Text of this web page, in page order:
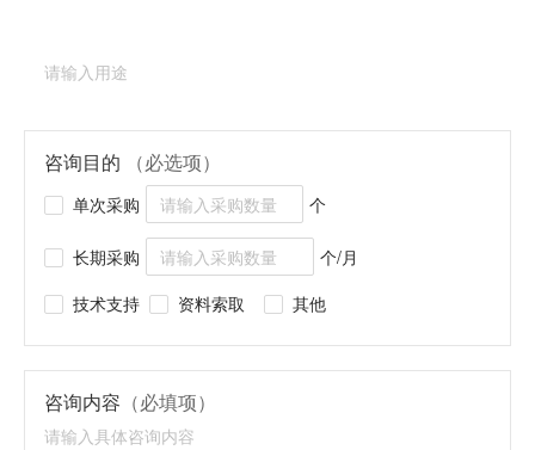
咨询目的 （必选项）
单次采购 个
长期采购
个/月
技术支持
资料索取 其他
咨询内容 （必填项）